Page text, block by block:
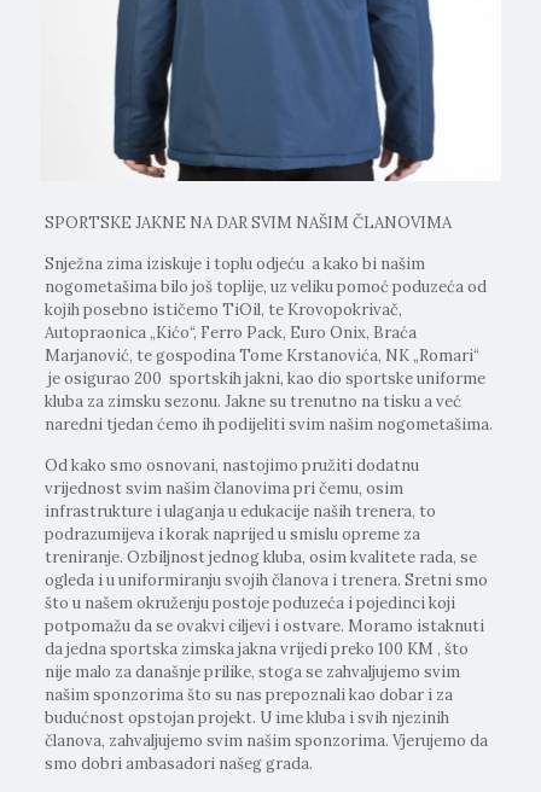
SPORTSKE JAKNE NA DAR SVIM NAŠIM ČLANOVIMA
Snježna zima iziskuje i toplu odjeću a kako bi našim
nogometašima bilo još toplije, uz veliku pomoć poduzeća od
kojih posebno ističemo TiOil, te Krovopokrivač,
Autopraonica „Kićo“, Ferro Pack, Euro Onix, Braća
Marjanović, te gospodina Tome Krstanovića, NK „Romari“
je osigurao 200 sportskih jakni, kao dio sportske uniforme
kluba za zimsku sezonu. Jakne su trenutno na tisku a već
naredni tjedan ćemo ih podijeliti svim našim nogometašima.
Od kako smo osnovani, nastojimo pružiti dodatnu
vrijednost svim našim članovima pri čemu, osim
infrastrukture i ulaganja u edukacije naših trenera, to
podrazumijeva i korak naprijed u smislu opreme za
treniranje. Ozbiljnost jednog kluba, osim kvalitete rada, se
ogleda i u uniformiranju svojih članova i trenera. Sretni smo
što u našem okruženju postoje poduzeća i pojedinci koji
potpomažu da se ovakvi ciljevi i ostvare. Moramo istaknuti
da jedna sportska zimska jakna vrijedi preko 100 KM , što
nije malo za današnje prilike, stoga se zahvaljujemo svim
našim sponzorima što su nas prepoznali kao dobar i za
budućnost opstojan projekt. U ime kluba i svih njezinih
članova, zahvaljujemo svim našim sponzorima. Vjerujemo da
smo dobri ambasadori našeg grada.